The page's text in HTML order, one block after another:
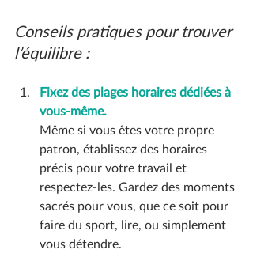
Conseils pratiques pour trouver
l’équilibre :
Fixez des plages horaires dédiées à
vous-même.
Même si vous êtes votre propre
patron, établissez des horaires
précis pour votre travail et
respectez-les. Gardez des moments
sacrés pour vous, que ce soit pour
faire du sport, lire, ou simplement
vous détendre.